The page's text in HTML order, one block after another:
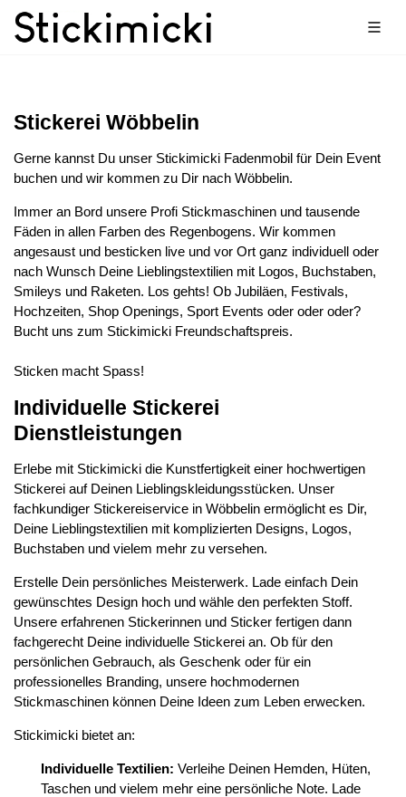
Stickerei Wöbbelin
Gerne kannst Du unser Stickimicki Fadenmobil für Dein Event
buchen und wir kommen zu Dir nach Wöbbelin.
Immer an Bord unsere Profi Stickmaschinen und tausende
Fäden in allen Farben des Regenbogens. Wir kommen
angesaust und besticken live und vor Ort ganz individuell oder
nach Wunsch Deine Lieblingstextilien mit Logos, Buchstaben,
Smileys und Raketen. Los gehts! Ob Jubiläen, Festivals,
Hochzeiten, Shop Openings, Sport Events oder oder oder?
Bucht uns zum Stickimicki Freundschaftspreis.
Sticken macht Spass!
Individuelle Stickerei
Dienstleistungen
Erlebe mit Stickimicki die Kunstfertigkeit einer hochwertigen
Stickerei auf Deinen Lieblingskleidungsstücken. Unser
fachkundiger Stickereiservice in Wöbbelin ermöglicht es Dir,
Deine Lieblingstextilien mit komplizierten Designs, Logos,
Buchstaben und vielem mehr zu versehen.
Erstelle Dein persönliches Meisterwerk. Lade einfach Dein
gewünschtes Design hoch und wähle den perfekten Stoff.
Unsere erfahrenen Stickerinnen und Sticker fertigen dann
fachgerecht Deine individuelle Stickerei an. Ob für den
persönlichen Gebrauch, als Geschenk oder für ein
professionelles Branding, unsere hochmodernen
Stickmaschinen können Deine Ideen zum Leben erwecken.
Stickimicki bietet an:
Individuelle Textilien: Verleihe Deinen Hemden, Hüten,
Taschen und vielem mehr eine persönliche Note. Lade